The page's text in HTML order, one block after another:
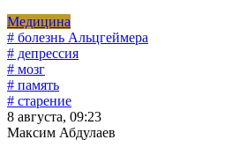
Медицина
# болезнь Альцгеймера
# депрессия
# мозг
# память
# старение
8 августа, 09:23
Максим Абдулаев